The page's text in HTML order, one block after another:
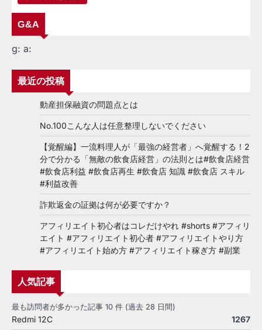
G&A
g: a:
最近の投稿
動産担保融資の問題点とは
No.100こんな人は任意整理しないでください
【覚醒編】一流料理人が「最強の経営者」へ覚醒する！2
分で分かる「無敵の飲食店経営」の法則とは#飲食店経営
#飲食店利益 #飲食店再生 #飲食店 知識 #飲食店 スキル
#利益改善
詐欺返金の証拠は何が必要ですか？
アフィリエイト初心者はコレだけやれ #shorts #アフィリ
エイト #アフィリエイト初心者 #アフィリエイトやり方
#アフィリエイト始め方 #アフィリエイト稼ぎ方 #副業
人気記事
最も訪問者が多かった記事 10 件 (過去 28 日間)
Redmi 12C 1267